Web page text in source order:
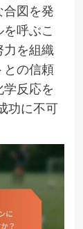
合図を発
呼ぶこ
力を組織
との信頼
反応を
功に不可